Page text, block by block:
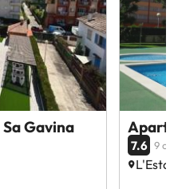
Gavina
7.6 9